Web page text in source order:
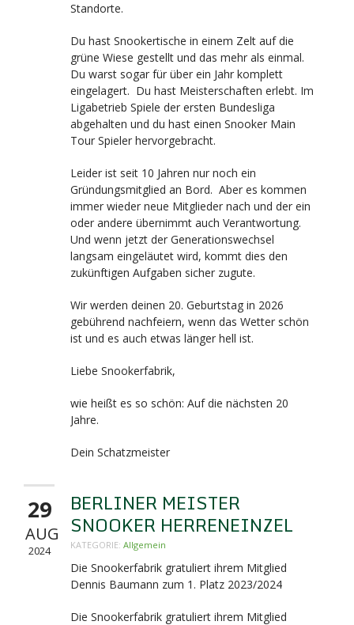
Standorte.
Du hast Snookertische in einem Zelt auf die
grüne Wiese gestellt und das mehr als einmal.
Du warst sogar für über ein Jahr komplett
eingelagert. Du hast Meisterschaften erlebt. Im
Ligabetrieb Spiele der ersten Bundesliga
abgehalten und du hast einen Snooker Main
Tour Spieler hervorgebracht.
Leider ist seit 10 Jahren nur noch ein
Gründungsmitglied an Bord. Aber es kommen
immer wieder neue Mitglieder nach und der ein
oder andere übernimmt auch Verantwortung.
Und wenn jetzt der Generationswechsel
langsam eingeläutet wird, kommt dies den
zukünftigen Aufgaben sicher zugute.
Wir werden deinen 20. Geburtstag in 2026
gebührend nachfeiern, wenn das Wetter schön
ist und es auch etwas länger hell ist.
Liebe Snookerfabrik,
wie heißt es so schön: Auf die nächsten 20
Jahre.
Dein Schatzmeister
29
AUG
2024
BERLINER MEISTER
SNOOKER HERRENEINZEL
KATEGORIE: Allgemein
Die Snookerfabrik gratuliert ihrem Mitglied
Dennis Baumann zum 1. Platz 2023/2024
Die Snookerfabrik gratuliert ihrem Mitglied